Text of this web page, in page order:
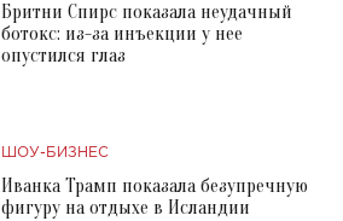
Бритни Спирс показала неудачный
ботокс: из-за инъекции у нее
опустился глаз
ШОУ-БИЗНЕС
Иванка Трамп показала безупречную
фигуру на отдыхе в Исландии